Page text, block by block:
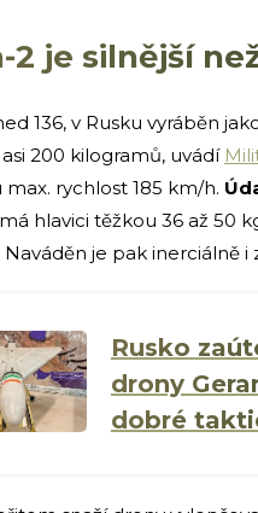
2 je silnější
136, v Rusku vyráběn
200 kilogramů, uvádí
max. rychlost 185 km/h.
hlavici těžkou 36 až 50
je pak inerciálně i
Rusko
drony
dobré